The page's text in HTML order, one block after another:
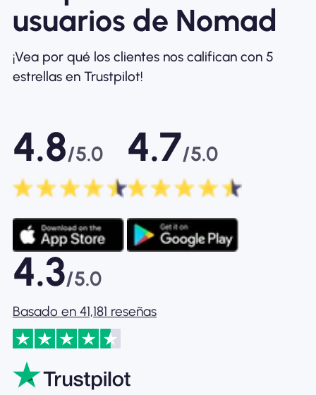
usuarios de Nomad
¡Vea por qué los clientes nos califican con 5
estrellas en Trustpilot!
4.8/5.0 4.7/5.0
4.3/5.0
Basado en 41,181 reseñas